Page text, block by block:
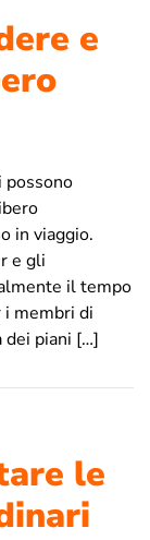
e
possono
in viaggio.
e gli
il tempo
membri di
dei piani […]
le